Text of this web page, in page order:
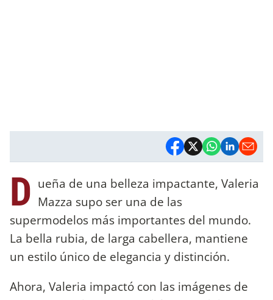
D ueña de una belleza impactante, Valeria
Mazza supo ser una de las
supermodelos más importantes del mundo.
La bella rubia, de larga cabellera, mantiene
un estilo único de elegancia y distinción.
Ahora, Valeria impactó con las imágenes de